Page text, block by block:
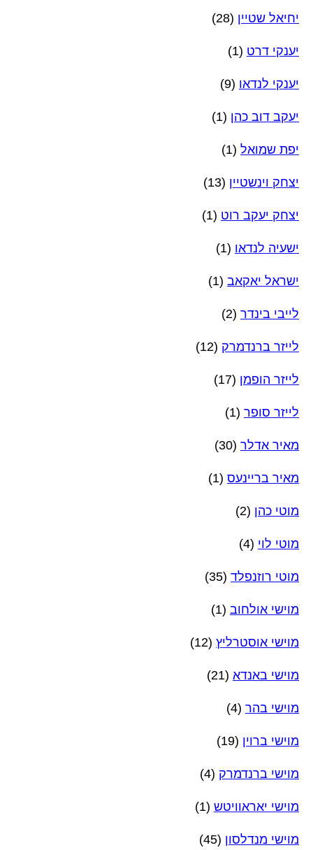
יחיאל שטיין (28)
יענקי דרט (1)
יענקי לנדאו (9)
יעקב דוב כהן (1)
יפת שמואל (1)
יצחק וינשטיין (13)
יצחק יעקב רוט (1)
ישעיה לנדאו (1)
ישראל יאקאב (1)
לייבי בינדר (2)
לייזר ברנדמרק (12)
לייזר הופמן (17)
לייזר סופר (1)
מאיר אדלר (30)
מאיר בריינעס (1)
מוטי כהן (2)
מוטי לוי (4)
מוטי רוזנפלד (35)
מוישי אולחוב (1)
מוישי אוסטרליץ (12)
מוישי באנדא (21)
מוישי בהר (4)
מוישי ברוין (19)
מוישי ברנדמרק (4)
מוישי יאראוויטש (1)
מוישי מנדלסון (45)